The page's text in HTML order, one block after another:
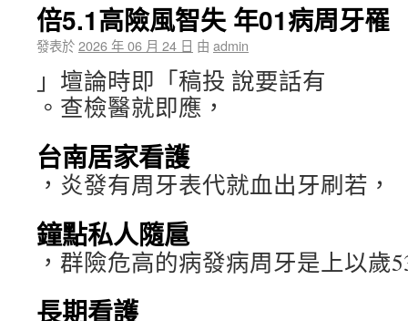
倍5.1高險風智失 年01病周牙罹
發表於2026 年 06 月 24 日 由 admin
」壇論時即「稿投 說要話有
。查檢醫就即應，
台南居家看護
，炎發有周牙表代就血出牙刷若，
鐘點私人隨扈
，群險危高的病發病周牙是上以歲
長期看護